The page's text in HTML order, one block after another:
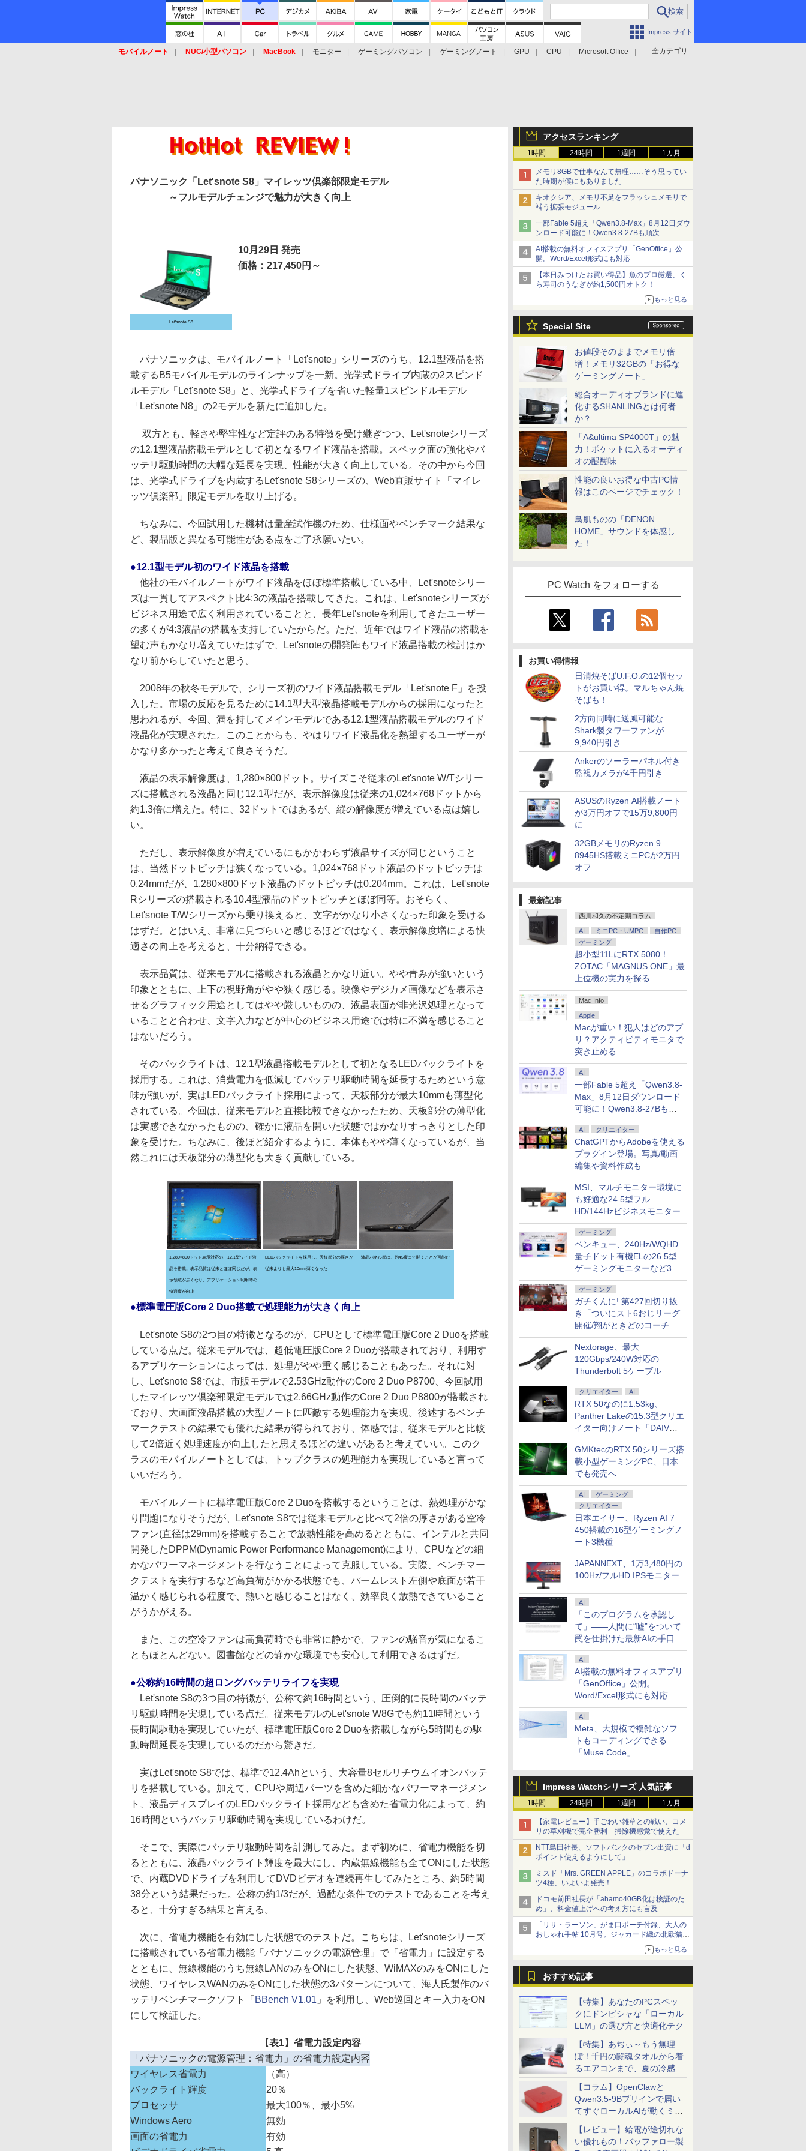
Impress サイト
全カテゴリ
モバイルノート NUC/小型パソコン MacBook モニター ゲーミングパソコン ゲーミングノート GPU CPU
Microsoft Office
アクセスランキング
1時間 24時間 1週間 1カ月
メモリ8GBで仕事なんて無理……そう思ってい
た時期が僕にもありました
キオクシア、メモリ不足をフラッシュメモリで
補う拡張モジュール
一部Fable 5超え「Qwen3.8-Max」8月12日ダウ
ンロード可能に！Qwen3.8-27Bも順次
AI搭載の無料オフィスアプリ「GenOffice」公
開。Word/Excel形式にも対応
【本日みつけたお買い得品】魚のプロ厳選、く
ら寿司のうなぎが約1,500円オトク！
もっと見る
Special Site
お値段そのままでメモリ倍
増！メモリ32GBの「お得な
ゲーミングノート」
総合オーディオブランドに進
化するSHANLINGとは何者
か？
「A&ultima SP4000T」の魅
力！ポケットに入るオーディ
オの醍醐味
性能の良いお得な中古PC情
報はこのページでチェック！
鳥肌ものの「DENON
HOME」サウンドを体感し
た！
PC Watch をフォローする
お買い得情報
日清焼そばU.F.O.の12個セッ
トがお買い得。マルちゃん焼
そばも！
2方向同時に送風可能な
Shark製タワーファンが
9,940円引き
Ankerのソーラーパネル付き
監視カメラが4千円引き
ASUSのRyzen AI搭載ノート
が3万円オフで15万9,800円
に
32GBメモリのRyzen 9
8945HS搭載ミニPCが2万円
オフ
最新記事
西川和久の不定期コラム
AI ミニPC・UMPC
自作PC
ゲーミング
超小型11LにRTX 5080！
ZOTAC「MAGNUS ONE」最
上位機の実力を探る
Mac Info
Apple
Macが重い！犯人はどのアプ
リ？アクティビティモニタで
突き止める
AI
一部Fable 5超え「Qwen3.8-
Max」8月12日ダウンロード
可能に！Qwen3.8-27Bも順
次
AI クリエイター
ChatGPTからAdobeを使える
プラグイン登場。写真/動画
編集や資料作成も
MSI、マルチモニター環境に
も好適な24.5型フル
HD/144Hzビジネスモニター
ゲーミング
ベンキュー、240Hz/WQHD
量子ドット有機ELの26.5型
ゲーミングモニターなど3機
種
ゲーミング
ガチくんに! 第427回切り抜
き「ついにスト6おじリーグ
開催/翔がときどのコーチ就
任など」
Nextorage、最大
120Gbps/240W対応の
Thunderbolt 5ケーブル
クリエイター AI
RTX 50なのに1.53kg、
Panther Lakeの15.3型クリエ
イター向けノート「DAIV
Z5」
GMKtecのRTX 50シリーズ搭
載小型ゲーミングPC、日本
でも発売へ
AI
ゲーミング
クリエイター
日本エイサー、Ryzen AI 7
450搭載の16型ゲーミングノ
ート3機種
JAPANNEXT、1万3,480円の
100Hz/フルHD IPSモニター
AI
「このプログラムを承認し
て」――人間に“嘘”をついて
罠を仕掛けた最新AIの手口
AI
AI搭載の無料オフィスアプリ
「GenOffice」公開。
Word/Excel形式にも対応
AI
Meta、大規模で複雑なソフ
トもコーディングできる
「Muse Code」
Impress Watchシリーズ 人気記事
1時間 24時間 1週間 1カ月
【家電レビュー】手ごわい雑草との戦い、コメ
リの草刈機で完全勝利 掃除機感覚で使えた
NTT島田社長、ソフトバンクのセブン出資に「d
ポイント使えるようにして」
ミスド「Mrs. GREEN APPLE」のコラボドーナ
ツ4種、いよいよ発売！
ドコモ前田社長が「ahamo40GB化は検証のた
め」、料金値上げへの考え方にも言及
「リサ・ラーソン」がま口ポーチ付録、大人の
おしゃれ手帖 10月号。ジャカード織の北欧猫デ
もっと見る
おすすめ記事
【特集】あなたのPCスペッ
クにドンピシャな「ローカル
LLM」の選び方と快適化テク
【特集】あぢぃ～もう無理
ぽ！千円の闘魂タオルから着
るエアコンまで、夏の冷感グ
ッズ一挙紹介
【コラム】OpenClawと
Qwen3.5-9Bプリインで届い
てすぐローカルAIが動くミニ
PC「SER9 Pro」
【レビュー】給電が途切れな
い優れもの！バッファロー製
パナソニック「Let'snote S8」マイレッツ倶楽部限定モデル
～フルモデルチェンジで魅力が大きく向上
Let'snote S8
10月29日 発売
価格：217,450円～
パナソニックは、モバイルノート「Let'snote」シリーズのうち、12.1型液晶を搭
載するB5モバイルモデルのラインナップを一新。光学式ドライブ内蔵の2スピンド
ルモデル「Let'snote S8」と、光学式ドライブを省いた軽量1スピンドルモデル
「Let'snote N8」の2モデルを新たに追加した。
双方とも、軽さや堅牢性など定評のある特徴を受け継ぎつつ、Let'snoteシリーズ
の12.1型液晶搭載モデルとして初となるワイド液晶を搭載。スペック面の強化やバ
ッテリ駆動時間の大幅な延長を実現、性能が大きく向上している。その中から今回
は、光学式ドライブを内蔵するLet'snote S8シリーズの、Web直販サイト「マイレ
ッツ倶楽部」限定モデルを取り上げる。
ちなみに、今回試用した機材は量産試作機のため、仕様面やベンチマーク結果な
ど、製品版と異なる可能性がある点をご了承願いたい。
●12.1型モデル初のワイド液晶を搭載
他社のモバイルノートがワイド液晶をほぼ標準搭載している中、Let'snoteシリー
ズは一貫してアスペクト比4:3の液晶を搭載してきた。これは、Let'snoteシリーズが
ビジネス用途で広く利用されていることと、長年Let'snoteを利用してきたユーザー
の多くが4:3液晶の搭載を支持していたからだ。ただ、近年ではワイド液晶の搭載を
望む声もかなり増えていたはずで、Let'snoteの開発陣もワイド液晶搭載の検討はか
なり前からしていたと思う。
2008年の秋冬モデルで、シリーズ初のワイド液晶搭載モデル「Let'snote F」を投
入した。市場の反応を見るために14.1型大型液晶搭載モデルからの採用になったと
思われるが、今回、満を持してメインモデルである12.1型液晶搭載モデルのワイド
液晶化が実現された。このことからも、やはりワイド液晶化を熱望するユーザーが
かなり多かったと考えて良さそうだ。
液晶の表示解像度は、1,280×800ドット。サイズこそ従来のLet'snote W/Tシリー
ズに搭載される液晶と同じ12.1型だが、表示解像度は従来の1,024×768ドットから
約1.3倍に増えた。特に、32ドットではあるが、縦の解像度が増えている点は嬉し
い。
ただし、表示解像度が増えているにもかかわらず液晶サイズが同じということ
は、当然ドットピッチは狭くなっている。1,024×768ドット液晶のドットピッチは
0.24mmだが、1,280×800ドット液晶のドットピッチは0.204mm。これは、Let'snote
Rシリーズの搭載される10.4型液晶のドットピッチとほぼ同等。おそらく、
Let'snote T/Wシリーズから乗り換えると、文字がかなり小さくなった印象を受ける
はずだ。とはいえ、非常に見づらいと感じるほどではなく、表示解像度増による快
適さの向上を考えると、十分納得できる。
表示品質は、従来モデルに搭載される液晶とかなり近い。やや青みが強いという
印象とともに、上下の視野角がやや狭く感じる。映像やデジカメ画像などを表示さ
せるグラフィック用途としてはやや厳しいものの、液晶表面が非光沢処理となって
いることと合わせ、文字入力などが中心のビジネス用途では特に不満を感じること
はないだろう。
そのバックライトは、12.1型液晶搭載モデルとして初となるLEDバックライトを
採用する。これは、消費電力を低減してバッテリ駆動時間を延長するためという意
味が強いが、実はLEDバックライト採用によって、天板部分が最大10mmも薄型化
されている。今回は、従来モデルと直接比較できなかったため、天板部分の薄型化
は実感できなかったものの、確かに液晶を開いた状態ではかなりすっきりとした印
象を受けた。ちなみに、後ほど紹介するように、本体もやや薄くなっているが、当
然これには天板部分の薄型化も大きく貢献している。
1,280×800ドット表示対応の、12.1型ワイド液
晶を搭載。表示品質は従来とほぼ同じだが、表
示領域が広くなり、アプリケーション利用時の
快適度が向上
LEDバックライトを採用し、天板部分の厚さが
従来よりも最大10mm薄くなった
液晶パネル部は、約45度まで開くことが可能だ
●標準電圧版Core 2 Duo搭載で処理能力が大きく向上
Let'snote S8の2つ目の特徴となるのが、CPUとして標準電圧版Core 2 Duoを搭載
している点だ。従来モデルでは、超低電圧版Core 2 Duoが搭載されており、利用す
るアプリケーションによっては、処理がやや重く感じることもあった。それに対
し、Let'snote S8では、市販モデルで2.53GHz動作のCore 2 Duo P8700、今回試用
したマイレッツ倶楽部限定モデルでは2.66GHz動作のCore 2 Duo P8800が搭載され
ており、大画面液晶搭載の大型ノートに匹敵する処理能力を実現。後述するベンチ
マークテストの結果でも優れた結果が得られており、体感では、従来モデルと比較
して2倍近く処理速度が向上したと思えるほどの違いがあると考えていい。このク
ラスのモバイルノートとしては、トップクラスの処理能力を実現していると言って
いいだろう。
モバイルノートに標準電圧版Core 2 Duoを搭載するということは、熱処理がかな
り問題になりそうだが、Let'snote S8では従来モデルと比べて2倍の厚さがある空冷
ファン(直径は29mm)を搭載することで放熱性能を高めるとともに、インテルと共同
開発したDPPM(Dynamic Power Performance Management)により、CPUなどの細
かなパワーマネージメントを行なうことによって克服している。実際、ベンチマー
クテストを実行するなど高負荷がかかる状態でも、パームレスト左側や底面が若干
温かく感じられる程度で、熱いと感じることはなく、効率良く放熱できていること
がうかがえる。
また、この空冷ファンは高負荷時でも非常に静かで、ファンの騒音が気になるこ
ともほとんどない。図書館などの静かな環境でも安心して利用できるはずだ。
●公称約16時間の超ロングバッテリライフを実現
Let'snote S8の3つ目の特徴が、公称で約16時間という、圧倒的に長時間のバッテ
リ駆動時間を実現している点だ。従来モデルのLet'snote W8Gでも約11時間という
長時間駆動を実現していたが、標準電圧版Core 2 Duoを搭載しながら5時間もの駆
動時間延長を実現しているのだから驚きだ。
実はLet'snote S8では、標準で12.4Ahという、大容量8セルリチウムイオンバッテ
リを搭載している。加えて、CPUや周辺パーツを含めた細かなパワーマネージメン
ト、液晶ディスプレイのLEDバックライト採用なども含めた省電力化によって、約
16時間というバッテリ駆動時間を実現しているわけだ。
そこで、実際にバッテリ駆動時間を計測してみた。まず初めに、省電力機能を切
るとともに、液晶バックライト輝度を最大にし、内蔵無線機能も全てONにした状態
で、内蔵DVDドライブを利用してDVDビデオを連続再生してみたところ、約5時間
38分という結果だった。公称の約1/3だが、過酷な条件でのテストであることを考え
ると、十分すぎる結果と言える。
次に、省電力機能を有効にした状態でのテストだ。こちらは、Let'snoteシリーズ
に搭載されている省電力機能「パナソニックの電源管理」で「省電力」に設定する
とともに、無線機能のうち無線LANのみをONにした状態、WiMAXのみをONにした
状態、ワイヤレスWANのみをONにした状態の3パターンについて、海人氏製作のバ
ッテリベンチマークソフト「 BBench V1.01 」を利用し、Web巡回とキー入力をON
にして検証した。
【表1】省電力設定内容
「パナソニックの電源管理：省電力」の省電力設定内容
ワイヤレス省電力
（高）
バックライト輝度
20％
プロセッサ
最大100％、最小5%
Windows Aero
無効
画面の省電力
有効